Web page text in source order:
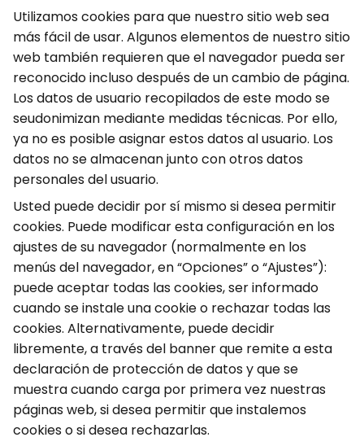
Utilizamos cookies para que nuestro sitio web sea
más fácil de usar. Algunos elementos de nuestro sitio
web también requieren que el navegador pueda ser
reconocido incluso después de un cambio de página.
Los datos de usuario recopilados de este modo se
seudonimizan mediante medidas técnicas. Por ello,
ya no es posible asignar estos datos al usuario. Los
datos no se almacenan junto con otros datos
personales del usuario.
Usted puede decidir por sí mismo si desea permitir
cookies. Puede modificar esta configuración en los
ajustes de su navegador (normalmente en los
menús del navegador, en “Opciones” o “Ajustes”):
puede aceptar todas las cookies, ser informado
cuando se instale una cookie o rechazar todas las
cookies. Alternativamente, puede decidir
libremente, a través del banner que remite a esta
declaración de protección de datos y que se
muestra cuando carga por primera vez nuestras
páginas web, si desea permitir que instalemos
cookies o si desea rechazarlas.